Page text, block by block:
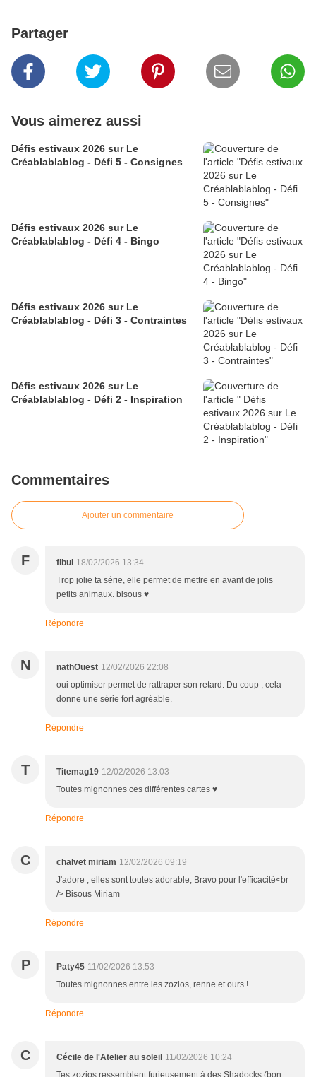
Partager
Vous aimerez aussi
Défis estivaux 2026 sur Le
Créablablablog - Défi 5 - Consignes
Défis estivaux 2026 sur Le
Créablablablog - Défi 4 - Bingo
Défis estivaux 2026 sur Le
Créablablablog - Défi 3 - Contraintes
Défis estivaux 2026 sur Le
Créablablablog - Défi 2 - Inspiration
Commentaires
Ajouter un commentaire
F fibul 18/02/2026 13:34
Trop jolie ta série, elle permet de mettre en avant de jolis
petits animaux. bisous ♥
Répondre
N nathOuest 12/02/2026 22:08
oui optimiser permet de rattraper son retard. Du coup , cela
donne une série fort agréable.
Répondre
T Titemag19 12/02/2026 13:03
Toutes mignonnes ces différentes cartes ♥
Répondre
C chalvet miriam 12/02/2026 09:19
J'adore , elles sont toutes adorable, Bravo pour l'efficacité<br
/> Bisous Miriam
Répondre
P Paty45 11/02/2026 13:53
Toutes mignonnes entre les zozios, renne et ours !
Répondre
C Cécile de l'Atelier au soleil 11/02/2026 10:24
Tes zozios ressemblent furieusement à des Shadocks (bon,